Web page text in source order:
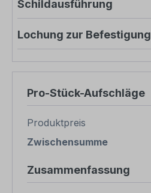
Schildausführung
Lochung zur Befestigung
Pro-Stück-Aufschläge
Produktpreis
Zwischensumme
Zusammenfassung